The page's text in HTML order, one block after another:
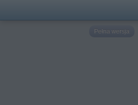
Pełna wersja